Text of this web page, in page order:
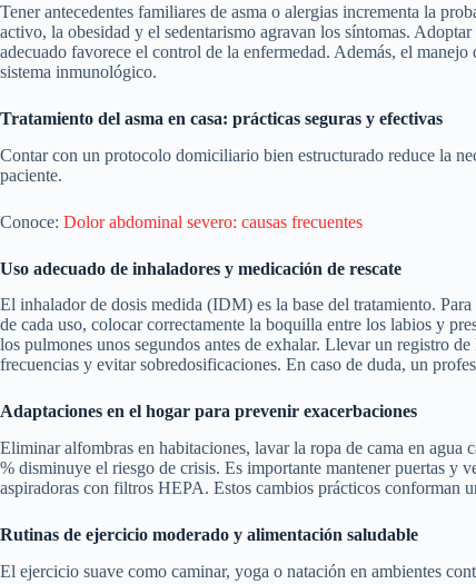
Tener antecedentes familiares de asma o alergias incrementa la
activo, la obesidad y el sedentarismo agravan los síntomas.
adecuado favorece el control de la enfermedad. Además, el
sistema inmunológico.
Tratamiento del asma en casa: prácticas seguras y efectivas
Contar con un protocolo domiciliario bien estructurado reduce la
paciente.
Conoce: Dolor abdominal severo: causas frecuentes
Uso adecuado de inhaladores y medicación de rescate
El inhalador de dosis medida (IDM) es la base del tratamiento.
de cada uso, colocar correctamente la boquilla entre los labios y
los pulmones unos segundos antes de exhalar. Llevar un registro
frecuencias y evitar sobredosificaciones. En caso de duda, un
Adaptaciones en el hogar para prevenir exacerbaciones
Eliminar alfombras en habitaciones, lavar la ropa de cama en
% disminuye el riesgo de crisis. Es importante mantener puertas y
aspiradoras con filtros HEPA. Estos cambios prácticos conforman
Rutinas de ejercicio moderado y alimentación saludable
El ejercicio suave como caminar, yoga o natación en ambientes